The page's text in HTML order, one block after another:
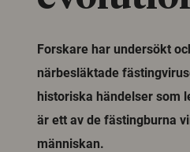
Forskare har undersökt
närbesläktade
historiska händelser som
är ett av de fästingburna
människan.